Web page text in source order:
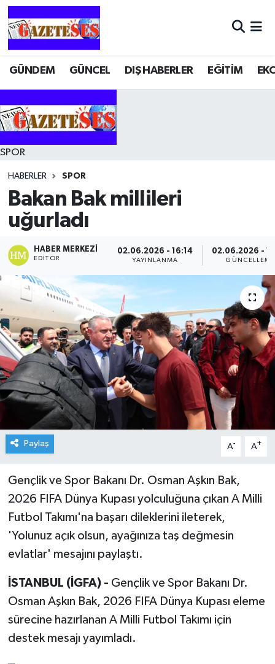
GÜNDEM GÜNCEL DIŞ HABERLER EĞİTİM
SPOR
HABERLER SPOR
Bakan Bak millileri
uğurladı
HABER MERKEZI
EDITÖR
02.06.2026 - 16:14
YAYINLANMA
02.06.2026 -
GÜNCELLEME
Paylaş A- A+
Gençlik ve Spor Bakanı Dr. Osman Aşkın Bak,
2026 FIFA Dünya Kupası yolculuğuna çıkan A Milli
Futbol Takımı'na başarı dileklerini ileterek,
'Yolunuz açık olsun, ayağınıza taş değmesin
evlatlar' mesajını paylaştı.
İSTANBUL (İGFA) - Gençlik ve Spor Bakanı Dr.
Osman Aşkın Bak, 2026 FIFA Dünya Kupası eleme
sürecine hazırlanan A Milli Futbol Takımı için
destek mesajı yayımladı.